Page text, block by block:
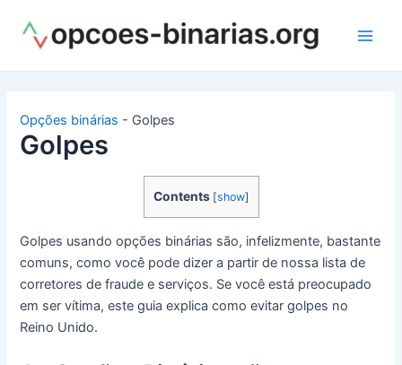
para
Opções binárias - Golpes
Golpes
Contents [show]
Golpes usando opções binárias são, infelizmente, bastante
comuns, como você pode dizer a partir de nossa lista de
corretores de fraude e serviços. Se você está preocupado
em ser vítima, este guia explica como evitar golpes no
Reino Unido.